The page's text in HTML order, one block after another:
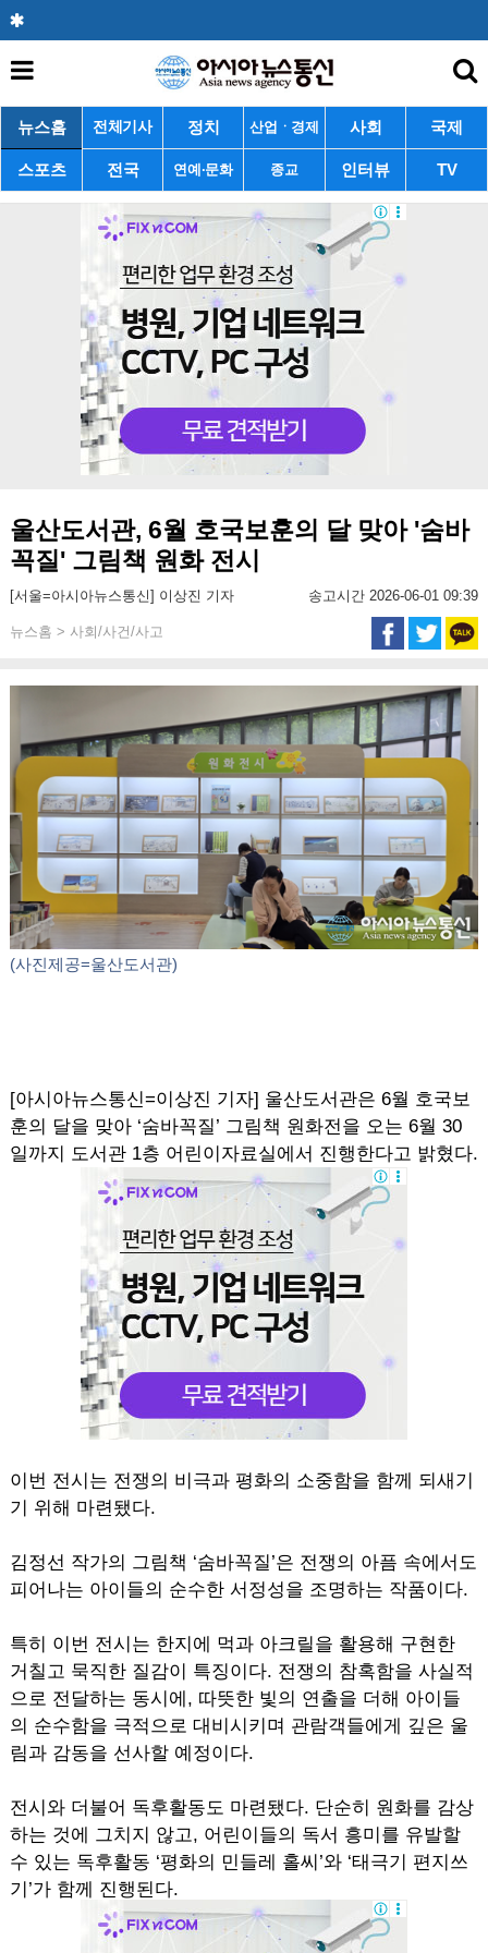
뉴스홈 전체기사 정치 산업ㆍ경제 사회 국제
스포츠 전국 연예·문화 종교 인터뷰 TV
울산도서관, 6월 호국보훈의 달 맞아 '숨바
꼭질' 그림책 원화 전시
[서울=아시아뉴스통신] 이상진 기자 송고시간 2026-06-01 09:39
뉴스홈 > 사회/사건/사고
(사진제공=울산도서관)
[아시아뉴스통신=이상진 기자] 울산도서관은 6월 호국보
훈의 달을 맞아 ‘숨바꼭질’ 그림책 원화전을 오는 6월 30
일까지 도서관 1층 어린이자료실에서 진행한다고 밝혔다.
이번 전시는 전쟁의 비극과 평화의 소중함을 함께 되새기
기 위해 마련됐다.
김정선 작가의 그림책 ‘숨바꼭질’은 전쟁의 아픔 속에서도
피어나는 아이들의 순수한 서정성을 조명하는 작품이다.
특히 이번 전시는 한지에 먹과 아크릴을 활용해 구현한
거칠고 묵직한 질감이 특징이다. 전쟁의 참혹함을 사실적
으로 전달하는 동시에, 따뜻한 빛의 연출을 더해 아이들
의 순수함을 극적으로 대비시키며 관람객들에게 깊은 울
림과 감동을 선사할 예정이다.
전시와 더불어 독후활동도 마련됐다. 단순히 원화를 감상
하는 것에 그치지 않고, 어린이들의 독서 흥미를 유발할
수 있는 독후활동 ‘평화의 민들레 홀씨’와 ‘태극기 편지쓰
기’가 함께 진행된다.